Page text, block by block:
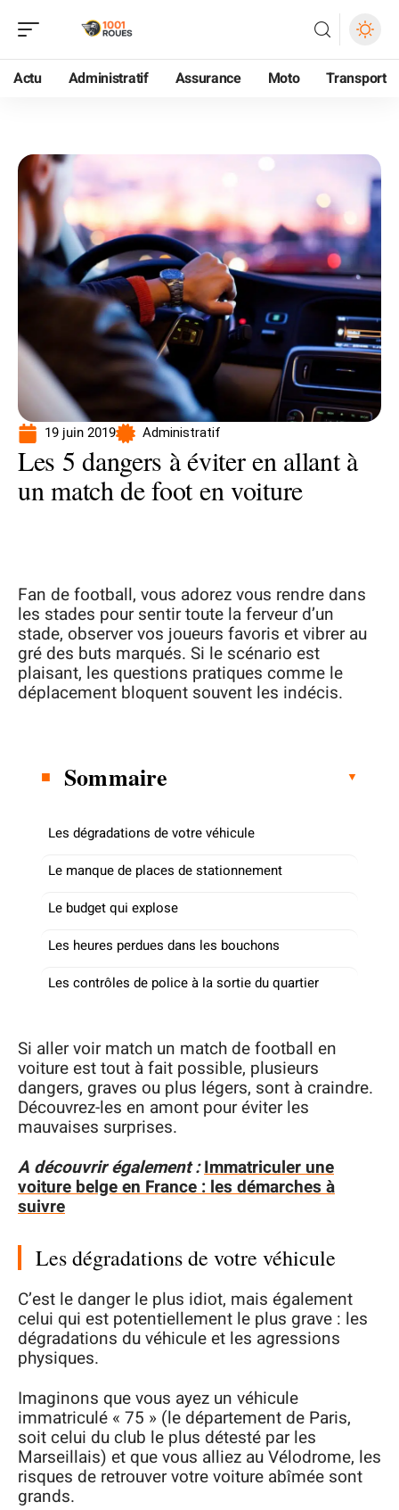
Actu Administratif Assurance Moto Transport
19 juin 2019 Administratif
Les 5 dangers à éviter en allant à
un match de foot en voiture
Fan de football, vous adorez vous rendre dans
les stades pour sentir toute la ferveur d’un
stade, observer vos joueurs favoris et vibrer au
gré des buts marqués. Si le scénario est
plaisant, les questions pratiques comme le
déplacement bloquent souvent les indécis.
Sommaire
Les dégradations de votre véhicule
Le manque de places de stationnement
Le budget qui explose
Les heures perdues dans les bouchons
Les contrôles de police à la sortie du quartier
Si aller voir match un match de football en
voiture est tout à fait possible, plusieurs
dangers, graves ou plus légers, sont à craindre.
Découvrez-les en amont pour éviter les
mauvaises surprises.
A découvrir également : Immatriculer une
voiture belge en France : les démarches à
suivre
Les dégradations de votre véhicule
C’est le danger le plus idiot, mais également
celui qui est potentiellement le plus grave : les
dégradations du véhicule et les agressions
physiques.
Imaginons que vous ayez un véhicule
immatriculé « 75 » (le département de Paris,
soit celui du club le plus détesté par les
Marseillais) et que vous alliez au Vélodrome, les
risques de retrouver votre voiture abîmée sont
grands.